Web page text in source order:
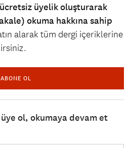
üyelik oluşturarak
okuma hakkına sahip
alarak tüm dergi içeriklerine
ABONE OL
ol, okumaya devam et